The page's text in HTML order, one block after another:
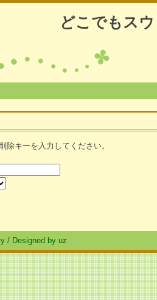
どこでもス
除キーを入力してください。
/ Designed by uz